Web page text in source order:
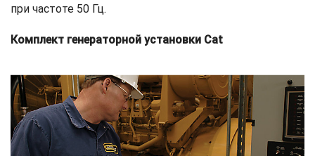
при частоте 50 Гц.
Комплект генераторной установки Cat